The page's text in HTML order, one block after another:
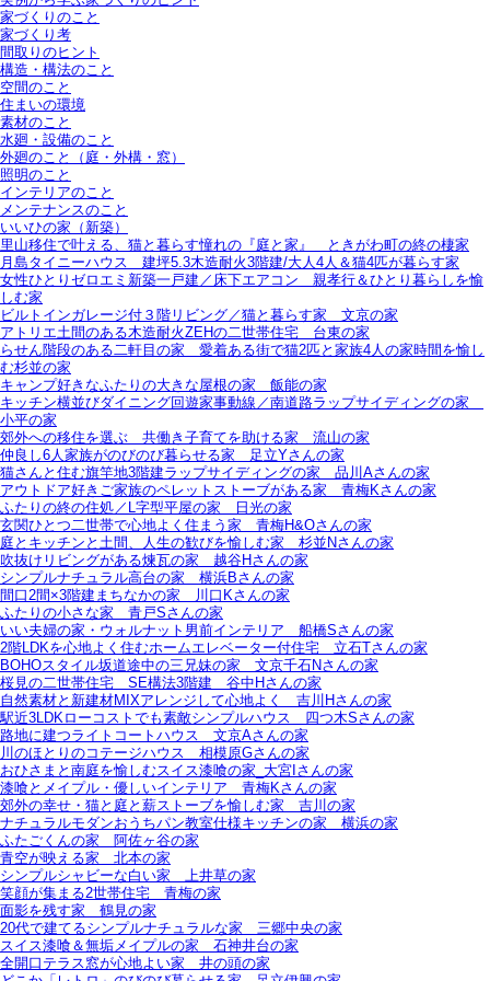
家づくりのこと
家づくり考
間取りのヒント
構造・構法のこと
空間のこと
住まいの環境
素材のこと
水廻・設備のこと
外廻のこと（庭・外構・窓）
照明のこと
インテリアのこと
メンテナンスのこと
いいひの家（新築）
里山移住で叶える、猫と暮らす憧れの『庭と家』＿ときがわ町の終の棲家
月島タイニーハウス＿建坪5.3木造耐火3階建/大人4人＆猫4匹が暮らす家
女性ひとりゼロエミ新築一戸建／床下エアコン＿親孝行＆ひとり暮らしを愉
しむ家
ビルトインガレージ付３階リビング／猫と暮らす家＿文京の家
アトリエ土間のある木造耐火ZEHの二世帯住宅＿台東の家
らせん階段のある二軒目の家＿愛着ある街で猫2匹と家族4人の家時間を愉し
む杉並の家
キャンプ好きなふたりの大きな屋根の家＿飯能の家
キッチン横並びダイニング回遊家事動線／南道路ラップサイディングの家＿
小平の家
郊外への移住を選ぶ＿共働き子育てを助ける家＿流山の家
仲良し6人家族がのびのび暮らせる家＿足立Yさんの家
猫さんと住む旗竿地3階建ラップサイディングの家＿品川Aさんの家
アウトドア好きご家族のペレットストーブがある家＿青梅Kさんの家
ふたりの終の住処／L字型平屋の家＿日光の家
玄関ひとつ二世帯で心地よく住まう家＿青梅H&Oさんの家
庭とキッチンと土間、人生の歓びを愉しむ家＿杉並Nさんの家
吹抜けリビングがある煉瓦の家＿越谷Hさんの家
シンプルナチュラル高台の家＿横浜Bさんの家
間口2間×3階建まちなかの家＿川口Kさんの家
ふたりの小さな家＿青戸Sさんの家
いい夫婦の家・ウォルナット男前インテリア＿船橋Sさんの家
2階LDKを心地よく住むホームエレベーター付住宅＿立石Tさんの家
BOHOスタイル坂道途中の三兄妹の家＿文京千石Nさんの家
桜見の二世帯住宅＿SE構法3階建＿谷中Hさんの家
自然素材と新建材MIXアレンジして心地よく＿吉川Hさんの家
駅近3LDKローコストでも素敵シンプルハウス＿四つ木Sさんの家
路地に建つライトコートハウス＿文京Aさんの家
川のほとりのコテージハウス＿相模原Gさんの家
おひさまと南庭を愉しむスイス漆喰の家_大宮Iさんの家
漆喰とメイプル・優しいインテリア＿青梅Kさんの家
郊外の幸せ・猫と庭と薪ストーブを愉しむ家＿吉川の家
ナチュラルモダンおうちパン教室仕様キッチンの家＿横浜の家
ふたごくんの家＿阿佐ヶ谷の家
青空が映える家＿北本の家
シンプルシャビーな白い家＿上井草の家
笑顔が集まる2世帯住宅＿青梅の家
面影を残す家＿鶴見の家
20代で建てるシンプルナチュラルな家＿三郷中央の家
スイス漆喰＆無垢メイプルの家＿石神井台の家
全開口テラス窓が心地よい家＿井の頭の家